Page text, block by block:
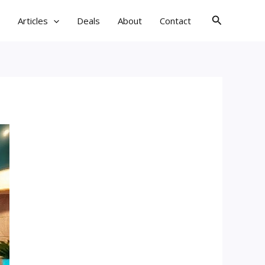
Articles Deals About Contact
검